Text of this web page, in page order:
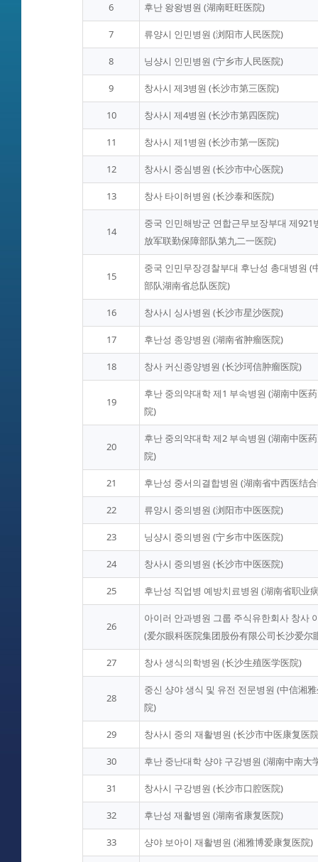
6 후난 왕왕병원 (湖南旺旺医院)
7 류양시 인민병원 (浏阳市人民医院)
8 닝샹시 인민병원 (宁乡市人民医院)
9 창사시 제3병원 (长沙市第三医院)
10 창사시 제4병원 (长沙市第四医院)
11 창사시 제1병원 (长沙市第一医院)
12 창사시 중심병원 (长沙市中心医院)
13 창사 타이허병원 (长沙泰和医院)
14
중국 인민해방군 연합근무보장부대 제921
放军联勤保障部队第九二一医院)
15
중국 인민무장경찰부대 후난성 총대병원 (
部队湖南省总队医院)
16 창사시 싱사병원 (长沙市星沙医院)
17 후난성 종양병원 (湖南省肿瘤医院)
18 창사 커신종양병원 (长沙珂信肿瘤医院)
19
후난 중의약대학 제1 부속병원 (湖南中医
院)
20
후난 중의약대학 제2 부속병원 (湖南中医
院)
21 후난성 중서의결합병원 (湖南省中西医结
22 류양시 중의병원 (浏阳市中医医院)
23 닝샹시 중의병원 (宁乡市中医医院)
24 창사시 중의병원 (长沙市中医医院)
25 후난성 직업병 예방치료병원 (湖南省职业
26
아이러 안과병원 그룹 주식유한회사 창사
(爱尔眼科医院集团股份有限公司长沙爱尔
27 창사 생식의학병원 (长沙生殖医学医院)
28
중신 샹야 생식 및 유전 전문병원 (中信湘
院)
29 창사시 중의 재활병원 (长沙市中医康复医
30 후난 중난대학 샹야 구강병원 (湖南中南大
31 창사시 구강병원 (长沙市口腔医院)
32 후난성 재활병원 (湖南省康复医院)
33 샹야 보아이 재활병원 (湘雅博爱康复医院)